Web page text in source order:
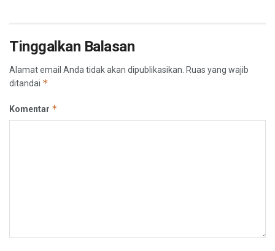
Tinggalkan Balasan
Alamat email Anda tidak akan dipublikasikan. Ruas yang wajib
ditandai *
Komentar *